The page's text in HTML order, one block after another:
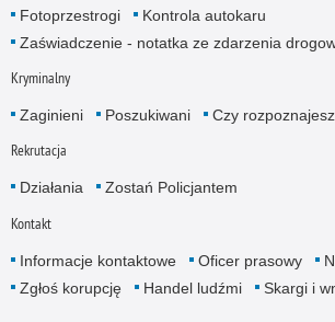
Fotoprzestrogi
Kontrola autokaru
Zaświadczenie - notatka ze zdarzenia
Kryminalny
Zaginieni Poszukiwani Czy
Rekrutacja
Działania Zostań Policjantem
Kontakt
Informacje kontaktowe Oficer prasowy
Zgłoś korupcję
Handel ludźmi Skargi i